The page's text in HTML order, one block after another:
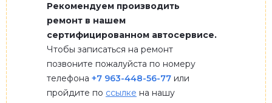
Рекомендуем производить
ремонт в нашем
сертифицированном автосервисе.
Чтобы записаться на ремонт
позвоните пожалуйста по номеру
телефона +7 963-448-56-77 или
пройдите по ссылке на нашу